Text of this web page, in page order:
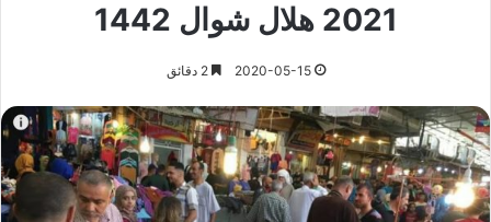
2021 هلال شوال 1442
2020-05-15 2 دقائق